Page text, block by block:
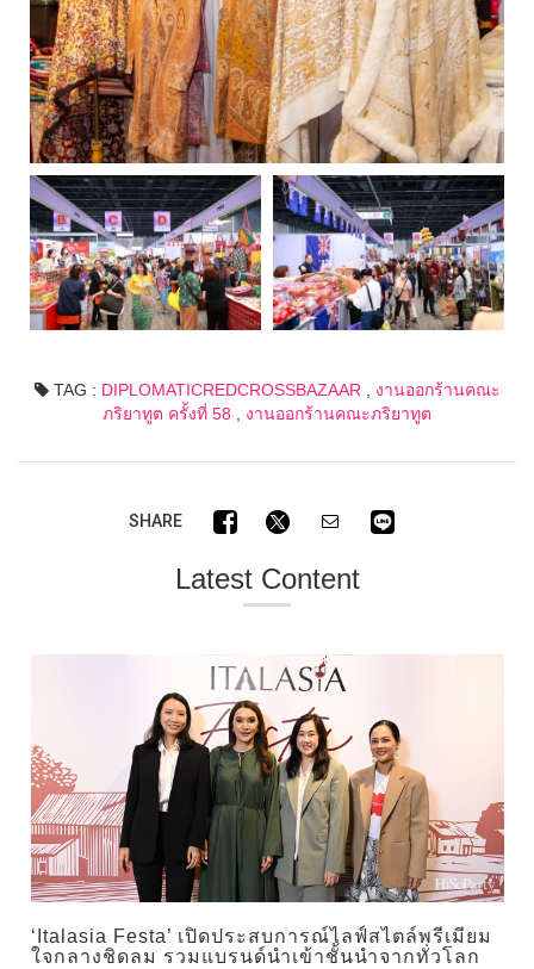
TAG : DIPLOMATICREDCROSSBAZAAR
งานออกร้านคณะ
ภริยาทูต ครั้งที่ 58
งานออกร้านคณะภริยาทูต
SHARE
Latest Content
‘Italasia Festa’ เปิดประสบการณ์ไลฟ์สไตล์พรีเมียม
ใจกลางชิดลม รวมแบรนด์นำเข้าชั้นนำจากทั่วโลก